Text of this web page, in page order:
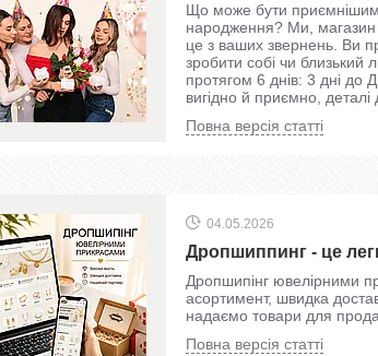
Що може бути
народження? Ми,
це з ваших звернень. Ви
зробити собі чи близький
протягом 6 днів: 3 дні до
вигідно й приємно, деталі
Повна версія статті
04.05.2026
Дропшиппинг - це
Дропшипінг ювелірними
асортимент, швидка
надаємо товари для
Повна версія статті